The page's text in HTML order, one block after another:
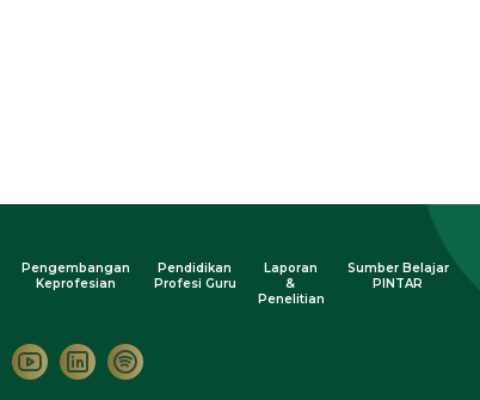
Pengembangan
Keprofesian
Pendidikan
Profesi Guru
Laporan
&
Penelitian
Sumber Belajar
PINTAR